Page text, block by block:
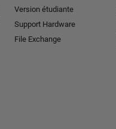
Version étudiante
Support Hardware
File Exchange